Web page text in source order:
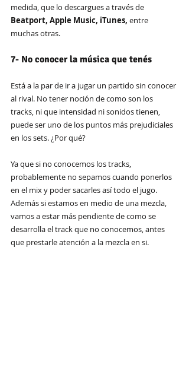
medida, que lo descargues a través de
Beatport, Apple Music, iTunes, entre
muchas otras.
7- No conocer la música que tenés
Está a la par de ir a jugar un partido sin conocer
al rival. No tener noción de como son los
tracks, ni que intensidad ni sonidos tienen,
puede ser uno de los puntos más prejudiciales
en los sets. ¿Por qué?
Ya que si no conocemos los tracks,
probablemente no sepamos cuando ponerlos
en el mix y poder sacarles así todo el jugo.
Además si estamos en medio de una mezcla,
vamos a estar más pendiente de como se
desarrolla el track que no conocemos, antes
que prestarle atención a la mezcla en si.